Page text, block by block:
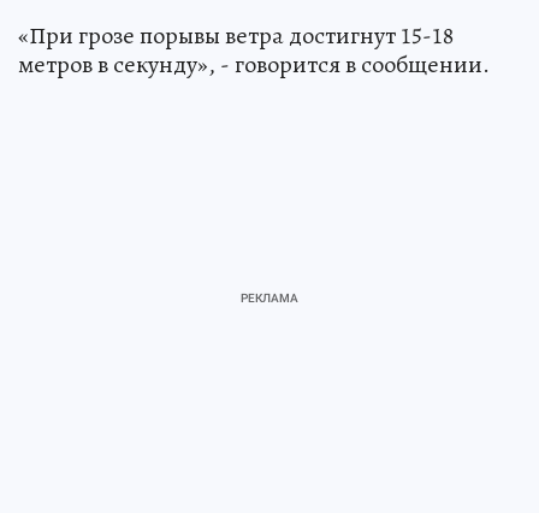
«При грозе порывы ветра достигнут 15-18
метров в секунду», - говорится в сообщении.